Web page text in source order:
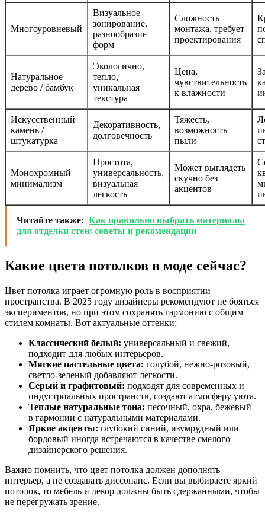
Многоуровневый
Визуальное
зонирование,
разнообразие
форм
Сложность
монтажа, требует
проектирования
Натуральное
дерево / бамбук
Экологично,
тепло,
уникальная
текстура
Цена,
чувствительность
к влажности
Искусственный
камень /
штукатурка
Декоративность,
долговечность
Тяжесть,
возможность
пыли
Монохромный
минимализм
Простота,
универсальность,
визуальная
легкость
Может выглядеть
скучно без
акцентов
Читайте также: Как правильно выбрать материалы
для отделки стен: советы и рекомендации
Какие цвета потолков в моде сейчас?
Цвет потолка играет огромную роль в восприятии
пространства. В 2025 году дизайнеры рекомендуют не бояться
экспериментов, но при этом сохранять гармонию с общим
стилем комнаты. Вот актуальные оттенки:
Классический белый: универсальный и свежий,
подходит для любых интерьеров.
Мягкие пастельные цвета: голубой, нежно-розовый,
светло-зеленый добавляют легкости.
Серый и графитовый: подходят для современных и
индустриальных пространств, создают атмосферу уюта.
Теплые натуральные тона: песочный, охра, бежевый –
в гармонии с натуральными материалами.
Яркие акценты: глубокий синий, изумрудный или
бордовый иногда встречаются в качестве смелого
дизайнерского решения.
Важно помнить, что цвет потолка должен дополнять
интерьер, а не создавать диссонанс. Если вы выбираете яркий
потолок, то мебель и декор должны быть сдержанными, чтобы
не перегружать зрение.